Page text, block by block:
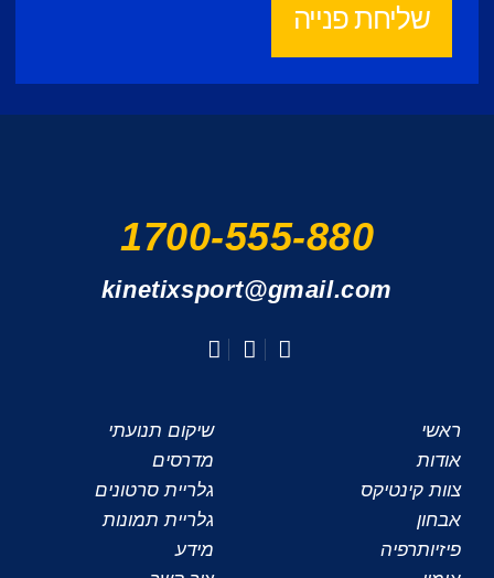
שליחת פנייה
1700-555-880
kinetixsport@gmail.com
ראשי
אודות
צוות קינטיקס
אבחון
פיזיותרפיה
שיקום תנועתי
מדרסים
גלריית סרטונים
גלריית תמונות
מידע